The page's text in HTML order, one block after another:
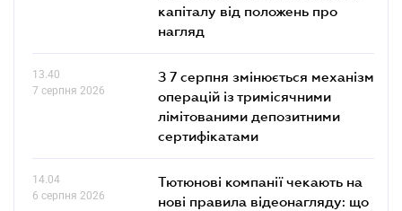
капіталу від положень про
нагляд
13.40
7 серпня 2026
З 7 серпня змінюється механізм
операцій із тримісячними
лімітованими депозитними
сертифікатами
14.04
6 серпня 2026
Тютюнові компанії чекають на
нові правила відеонагляду: що